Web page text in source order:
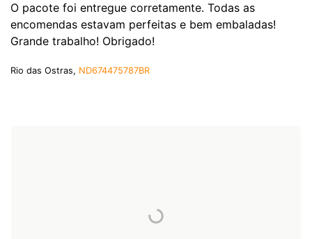
O pacote foi entregue corretamente. Todas as
encomendas estavam perfeitas e bem embaladas!
Grande trabalho! Obrigado!
Rio das Ostras, ND674475787BR